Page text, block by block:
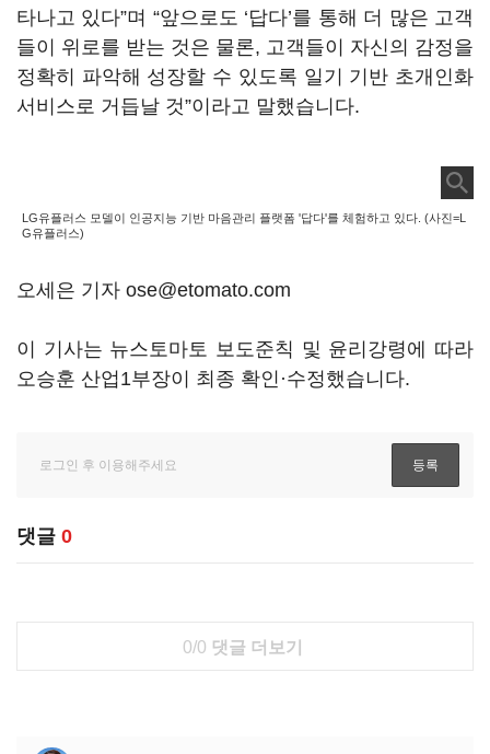
타나고 있다”며 “앞으로도 ‘답다’를 통해 더 많은 고객
들이 위로를 받는 것은 물론, 고객들이 자신의 감정을
정확히 파악해 성장할 수 있도록 일기 기반 초개인화
서비스로 거듭날 것”이라고 말했습니다.
LG유플러스 모델이 인공지능 기반 마음관리 플랫폼 '답다'를 체험하고 있다. (사진=L
G유플러스)
오세은 기자 ose@etomato.com
이 기사는 뉴스토마토 보도준칙 및 윤리강령에 따라
오승훈 산업1부장이 최종 확인·수정했습니다.
댓글 0
0/0 댓글 더보기